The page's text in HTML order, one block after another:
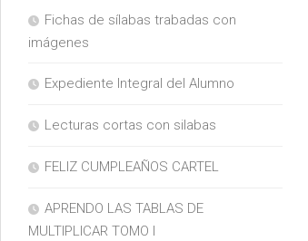
Fichas de sílabas trabadas con
imágenes
Expediente Integral del Alumno
Lecturas cortas con silabas
FELIZ CUMPLEAÑOS CARTEL
APRENDO LAS TABLAS DE
MULTIPLICAR TOMO I